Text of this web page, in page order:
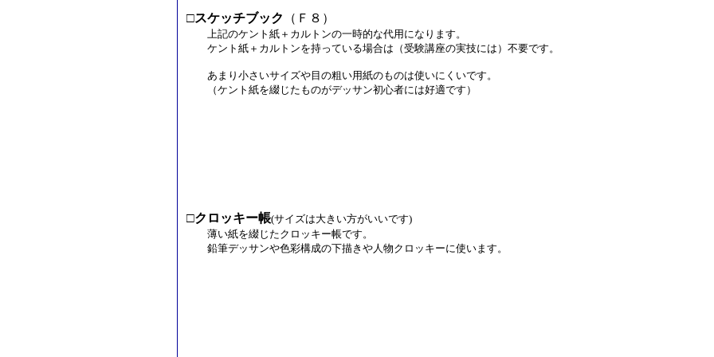
□スケッチブック （Ｆ８）
上記のケント紙＋カルトンの一時的な代用になります。
ケント紙＋カルトンを持っている場合は（受験講座の実技には）不要です。
あまり小さいサイズや目の粗い用紙のものは使いにくいです。
（ケント紙を綴じたものがデッサン初心者には好適です）
□クロッキー帳(サイズは大きい方がいいです)
薄い紙を綴じたクロッキー帳です。
鉛筆デッサンや色彩構成の下描きや人物クロッキーに使います。